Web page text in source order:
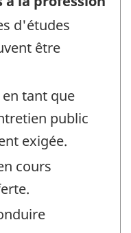
d'études
être
tant que
public
exigée.
cours